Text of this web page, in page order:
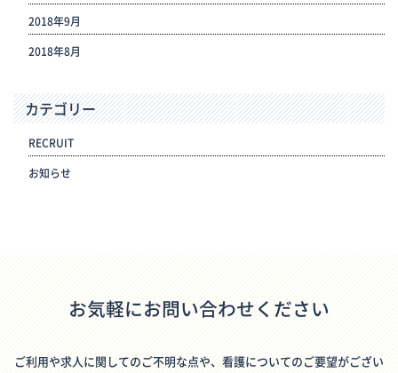
2018年9月
2018年8月
カテゴリー
RECRUIT
お知らせ
お気軽にお問い合わせください
ご利用や求人に関してのご不明な点や、看護についてのご要望がござい